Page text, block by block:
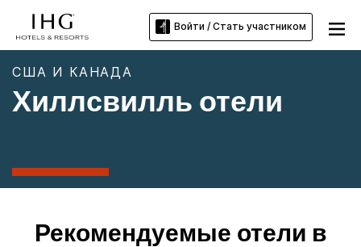
Войти / Стать участником
США И КАНАДА
Хиллсвилль отели
Рекомендуемые отели в